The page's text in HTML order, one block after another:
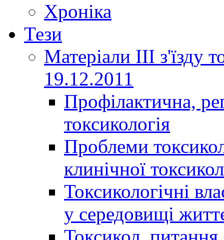
Хроніка
Тези
Матеріали ІІІ з'їзду
19.12.2011
Профілактична,
токсикологія
Проблеми
клинічної
Токсикологічні
у середовищі